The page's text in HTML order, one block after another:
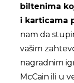
biltenima
i karticama
nam da
vašim
nagradnim
McCain ili u